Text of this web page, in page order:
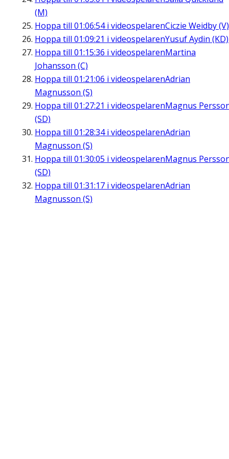
(M)
Hoppa till 01:06:54i videospelarenCiczie Weidby (V)
Hoppa till 01:09:21 i videospelarenYusuf Aydin (KD)
Hoppa till 01:15:36 i videospelarenMartina
Johansson (C)
Hoppa till 01:21:06 i videospelarenAdrian
Magnusson (S)
Hoppa till 01:27:21 i videospelarenMagnus
(SD)
Hoppa till 01:28:34i videospelarenAdrian
Magnusson (S)
Hoppa till 01:30:05 i videospelarenMagnus
(SD)
Hoppa till 01:31:17 i videospelarenAdrian
Magnusson (S)